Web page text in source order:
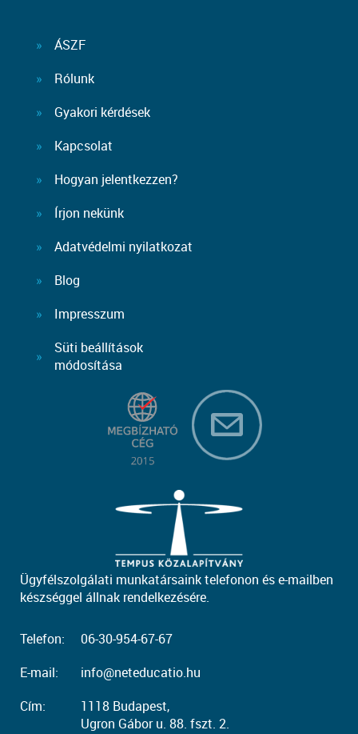
ÁSZF
Rólunk
Gyakori kérdések
Kapcsolat
Hogyan jelentkezzen?
Írjon nekünk
Adatvédelmi nyilatkozat
Blog
Impresszum
Süti beállítások
módosítása
Ügyfélszolgálati munkatársaink telefonon és e-mailben
készséggel állnak rendelkezésére.
Telefon:
06-30-954-67-67
E-mail:
info@neteducatio.hu
Cím:
1118 Budapest,
Ugron Gábor u. 88. fszt. 2.